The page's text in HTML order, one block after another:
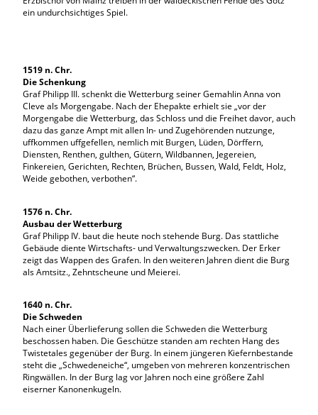
ein undurchsichtiges Spiel.
1519 n. Chr.
Die Schenkung
Graf Philipp III. schenkt die Wetterburg seiner Gemahlin Anna von
Cleve als Morgengabe. Nach der Ehepakte erhielt sie „vor der
Morgengabe die Wetterburg, das Schloss und die Freihet davor, auch
dazu das ganze Ampt mit allen In- und Zugehörenden nutzunge,
uffkommen uffgefellen, nemlich mit Burgen, Lüden, Dörffern,
Diensten, Renthen, gulthen, Gütern, Wildbannen, Jegereien,
Finkereien, Gerichten, Rechten, Brüchen, Bussen, Wald, Feldt, Holz,
Weide gebothen, verbothen“.
1576 n. Chr.
Ausbau der Wetterburg
Graf Philipp IV. baut die heute noch stehende Burg. Das stattliche
Gebäude diente Wirtschafts- und Verwaltungszwecken. Der Erker
zeigt das Wappen des Grafen. In den weiteren Jahren dient die Burg
als Amtsitz., Zehntscheune und Meierei.
1640 n. Chr.
Die Schweden
Nach einer Überlieferung sollen die Schweden die Wetterburg
beschossen haben. Die Geschütze standen am rechten Hang des
Twistetales gegenüber der Burg. In einem jüngeren Kiefernbestande
steht die „Schwedeneiche“, umgeben von mehreren konzentrischen
Ringwällen. In der Burg lag vor Jahren noch eine größere Zahl
eiserner Kanonenkugeln.